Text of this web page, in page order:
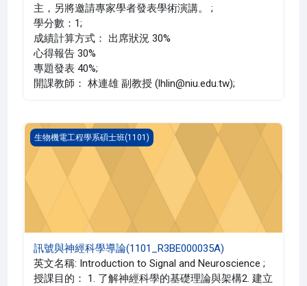
主，另將邀請專家學者發表學術演講。 ;
學分數：1;
成績計算方式： 出席狀況 30%
心得報告 30%
專題發表 40%;
開課教師： 林連雄 副教授 (lhlin@niu.edu.tw);
訊號與神經科學導論(1101_R3BE000035A)
生物機電工程學系碩士班(1101)
訊號與神經科學導論(1101_R3BE000035A)
英文名稱: Introduction to Signal and Neuroscience ;
授課目的： 1. 了解神經科學的基礎理論與架構2. 建立